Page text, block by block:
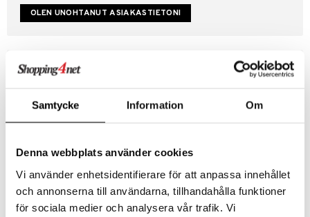
Samtycke Information Om
Denna webbplats använder cookies
Vi använder enhetsidentifierare för att anpassa innehållet
och annonserna till användarna, tillhandahålla funktioner
för sociala medier och analysera vår trafik. Vi
Luo uusi asiakas
Tilauksen tila & historiikki
Kestotilaus
Arvostele tuotteita
Toivelistat
LUO ASIAKAS